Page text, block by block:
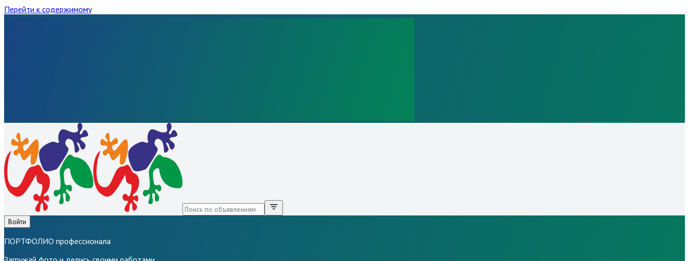
Перейти к содержимому
Войти
ПОРТФОЛИО профессионала